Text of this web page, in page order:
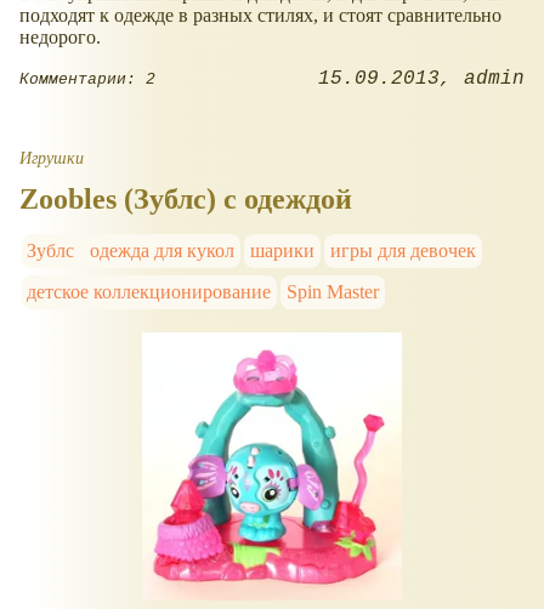
подходят к одежде в разных стилях, и стоят сравнительно
недорого.
Комментарии: 2 15.09.2013 admin
Игрушки
Zoobles (Зублс) с одеждой
Зублс одежда для кукол шарики
игры для девочек
детское коллекционирование
Spin Master